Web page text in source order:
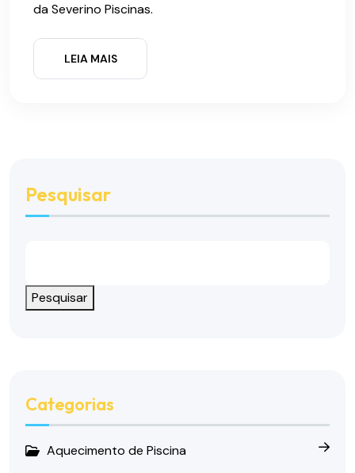
da Severino Piscinas.
LEIA MAIS
Pesquisar
Pesquisar
Categorias
Aquecimento de Piscina